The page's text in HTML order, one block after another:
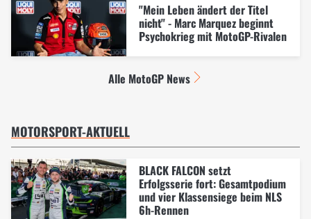
"Mein Leben ändert der Titel
nicht" - Marc Marquez beginnt
Psychokrieg mit MotoGP-Rivalen
Alle MotoGP News
MOTORSPORT-AKTUELL
BLACK FALCON setzt
Erfolgsserie fort: Gesamtpodium
und vier Klassensiege beim NLS
6h-Rennen